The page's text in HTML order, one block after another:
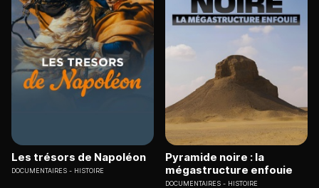
Les trésors de Napoléon
DOCUMENTAIRES HISTOIRE
Pyramide noire : la
mégastructure enfouie
DOCUMENTAIRES HISTOIRE